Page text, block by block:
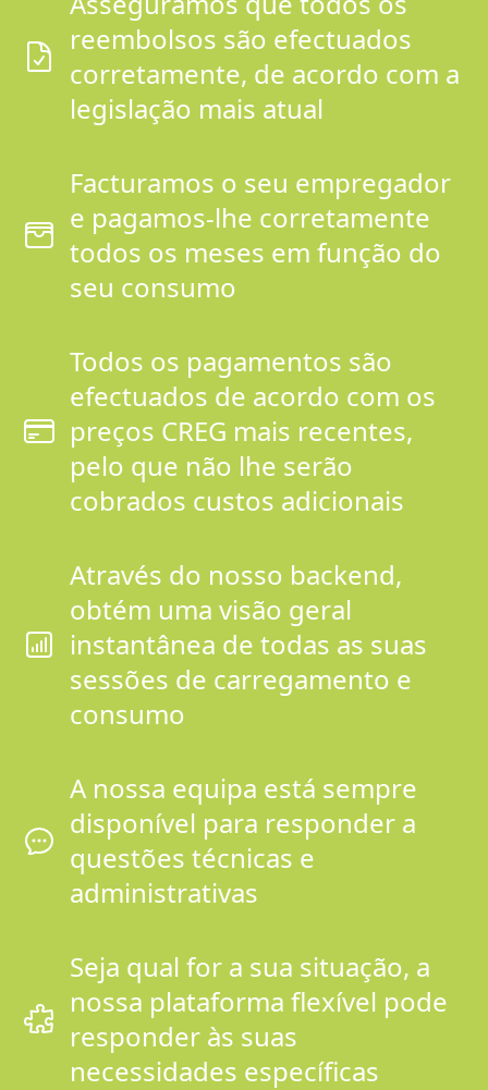
reembolsos são efectuados
corretamente, de acordo com a
legislação mais atual
Facturamos o seu empregador
e pagamos-lhe corretamente
todos os meses em função do
seu consumo
Todos os pagamentos são
efectuados de acordo com os
preços CREG mais recentes,
pelo que não lhe serão
cobrados custos adicionais
Através do nosso backend,
obtém uma visão geral
instantânea de todas as suas
sessões de carregamento e
consumo
A nossa equipa está sempre
disponível para responder a
questões técnicas e
administrativas
Seja qual for a sua situação, a
nossa plataforma flexível pode
responder às suas
necessidades específicas